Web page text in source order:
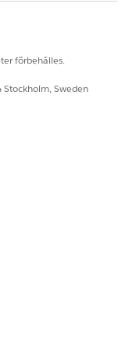
förbehålles.
Stockholm, Sweden